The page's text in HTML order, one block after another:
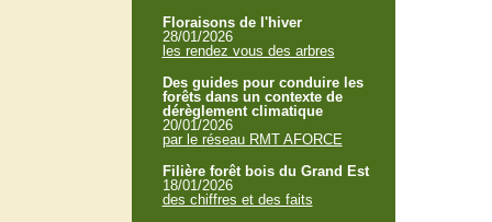
Floraisons de l'hiver
28/01/2026
les rendez vous des arbres
Des guides pour conduire les
forêts dans un contexte de
dérèglement climatique
20/01/2026
par le réseau RMT AFORCE
Filière forêt bois du Grand Est
18/01/2026
des chiffres et des faits